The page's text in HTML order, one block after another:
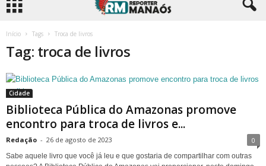
Início Tags Troca de livros
Tag: troca de livros
Cidade
Biblioteca Pública do Amazonas promove
encontro para troca de livros e...
Redação - 26 de agosto de 2023 0
Sabe aquele livro que você já leu e que gostaria de compartilhar com outras